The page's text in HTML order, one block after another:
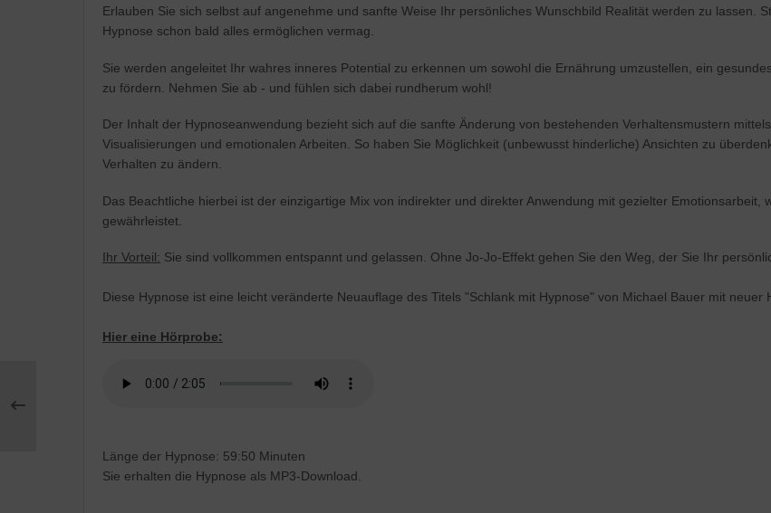
Erlauben Sie sich selbst auf angenehme und sanfte Weise Ihr persönliches Wunschbild Realität werden zu lassen.
Hypnose schon bald alles ermöglichen vermag.
Sie werden angeleitet Ihr wahres inneres Potential zu erkennen um sowohl die Ernährung umzustellen, ein
zu fördern. Nehmen Sie ab - und fühlen sich dabei rundherum wohl!
Der Inhalt der Hypnoseanwendung bezieht sich auf die sanfte Änderung von bestehenden Verhaltensmustern
Visualisierungen und emotionalen Arbeiten. So haben Sie Möglichkeit (unbewusst hinderliche) Ansichten zu
Verhalten zu ändern.
Das Beachtliche hierbei ist der einzigartige Mix von indirekter und direkter Anwendung mit gezielter
gewährleistet.
Ihr Vorteil: Sie sind vollkommen entspannt und gelassen. Ohne Jo-Jo-Effekt gehen Sie den Weg, der Sie Ihr
Diese Hypnose ist eine leicht veränderte Neuauflage des Titels "Schlank mit Hypnose" von Michael Bauer mit neuer
Hier eine Hörprobe:
Länge der Hypnose: 59:50 Minuten
Sie erhalten die Hypnose als MP3-Download.